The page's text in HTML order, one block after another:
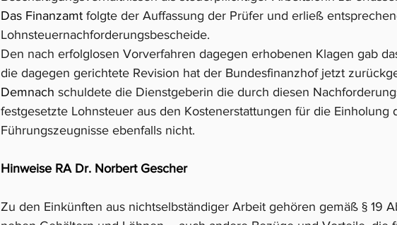
Das Finanzamt folgte der Auffassung der Prüfer und erließ
Lohnsteuernachforderungsbescheide.
Den nach erfolglosen Vorverfahren dagegen erhobenen Klagen gab
die dagegen gerichtete Revision hat der Bundesfinanzhof jetzt
Demnach schuldete die Dienstgeberin die durch diesen
festgesetzte Lohnsteuer aus den Kostenerstattungen für die Einholung
Führungszeugnisse ebenfalls nicht.
Hinweise RA Dr. Norbert Gescher
Zu den Einkünften aus nichtselbständiger Arbeit gehören gemäß § 19